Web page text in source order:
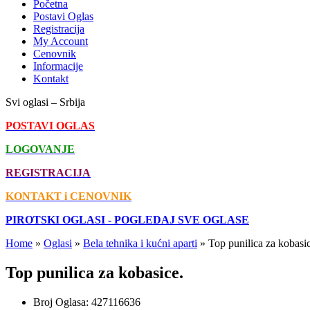
Početna
Postavi Oglas
Registracija
My Account
Cenovnik
Informacije
Kontakt
Svi oglasi – Srbija
POSTAVI OGLAS
LOGOVANJE
REGISTRACIJA
KONTAKT i CENOVNIK
PIROTSKI OGLASI - POGLEDAJ SVE OGLASE
Home » Oglasi » Bela tehnika i kućni aparti » Top punilica za
Top punilica za kobasice.
Broj Oglasa: 427116636